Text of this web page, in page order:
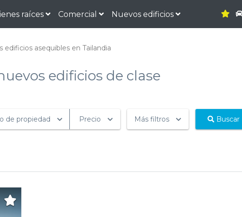
raíces Comercial Nuevos edificios
edificios asequibles en Tailandia
edificios de clase
de propiedad Precio Más filtros Buscar